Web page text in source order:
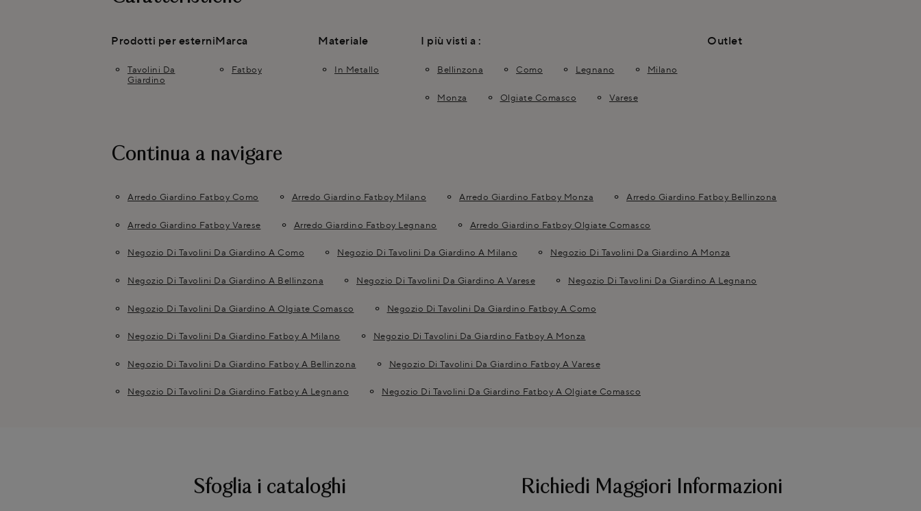
Prodotti per esterni
Tavolini Da
Giardino
Marca
Fatboy
Materiale
In Metallo
I più visti a :
Bellinzona Como Legnano Milano
Monza Olgiate Comasco Varese
Outlet
Continua a navigare
Arredo Giardino Fatboy Como Arredo Giardino Fatboy Milano Arredo Giardino Fatboy Monza Arredo Giardino Fatboy Bellinzona
Arredo Giardino Fatboy Varese Arredo Giardino Fatboy Legnano Arredo Giardino Fatboy Olgiate Comasco
Negozio Di Tavolini Da Giardino A Como Negozio Di Tavolini Da Giardino A Milano Negozio Di Tavolini Da Giardino A Monza
Negozio Di Tavolini Da Giardino A Bellinzona Negozio Di Tavolini Da Giardino A Varese Negozio Di Tavolini Da Giardino A Legnano
Negozio Di Tavolini Da Giardino A Olgiate Comasco Negozio Di Tavolini Da Giardino Fatboy A Como
Negozio Di Tavolini Da Giardino Fatboy A Milano Negozio Di Tavolini Da Giardino Fatboy A Monza
Negozio Di Tavolini Da Giardino Fatboy A Bellinzona Negozio Di Tavolini Da Giardino Fatboy A Varese
Negozio Di Tavolini Da Giardino Fatboy A Legnano Negozio Di Tavolini Da Giardino Fatboy A Olgiate Comasco
Sfoglia i cataloghi Richiedi Maggiori Informazioni